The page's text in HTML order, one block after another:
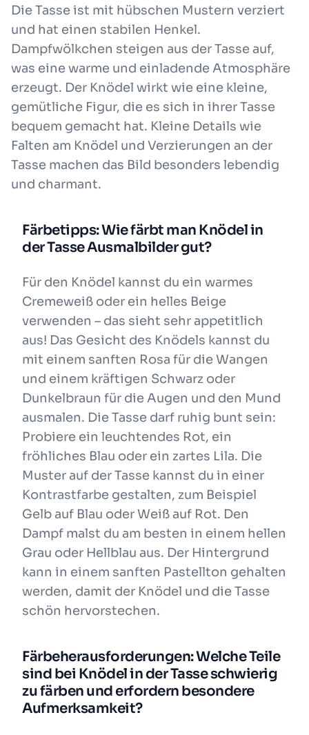
Die Tasse ist mit hübschen Mustern verziert
und hat einen stabilen Henkel.
Dampfwölkchen steigen aus der Tasse auf,
was eine warme und einladende Atmosphäre
erzeugt. Der Knödel wirkt wie eine kleine,
gemütliche Figur, die es sich in ihrer Tasse
bequem gemacht hat. Kleine Details wie
Falten am Knödel und Verzierungen an der
Tasse machen das Bild besonders lebendig
und charmant.
Färbetipps: Wie färbt man Knödel in
der Tasse Ausmalbilder gut?
Für den Knödel kannst du ein warmes
Cremeweiß oder ein helles Beige
verwenden – das sieht sehr appetitlich
aus! Das Gesicht des Knödels kannst du
mit einem sanften Rosa für die Wangen
und einem kräftigen Schwarz oder
Dunkelbraun für die Augen und den Mund
ausmalen. Die Tasse darf ruhig bunt sein:
Probiere ein leuchtendes Rot, ein
fröhliches Blau oder ein zartes Lila. Die
Muster auf der Tasse kannst du in einer
Kontrastfarbe gestalten, zum Beispiel
Gelb auf Blau oder Weiß auf Rot. Den
Dampf malst du am besten in einem hellen
Grau oder Hellblau aus. Der Hintergrund
kann in einem sanften Pastellton gehalten
werden, damit der Knödel und die Tasse
schön hervorstechen.
Färbeherausforderungen: Welche Teile
sind bei Knödel in der Tasse schwierig
zu färben und erfordern besondere
Aufmerksamkeit?